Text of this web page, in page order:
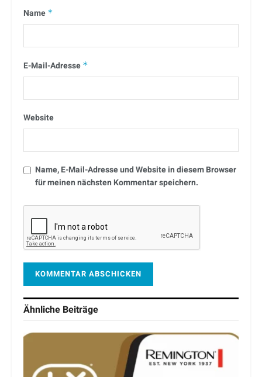
Name *
E-Mail-Adresse *
Website
Name, E-Mail-Adresse und Website in diesem Browser
für meinen nächsten Kommentar speichern.
Ähnliche Beiträge